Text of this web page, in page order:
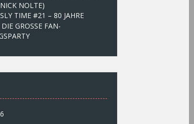
NOLTE)
TIME #21 – 80 JAHRE
GROSSE FAN-